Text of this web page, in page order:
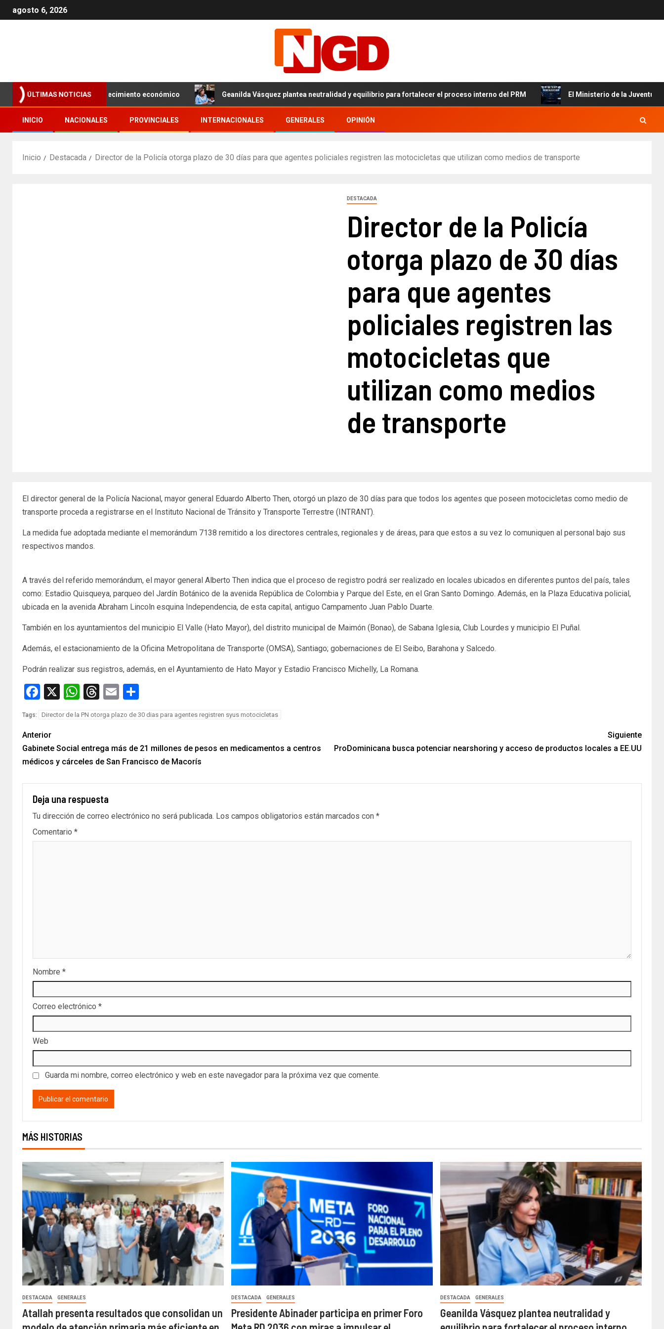
agosto 6, 2026
ÚLTIMAS NOTICIAS
miras a impulsar el crecimiento económico Geanilda Vásquez plantea neutralidad y equilibrio para fortalecer el proceso interno del PRM El Ministerio de la Juventud y MICM
INICIO NACIONALES PROVINCIALES INTERNACIONALES GENERALES OPINIÓN
Inicio Destacada Director de la Policía otorga plazo de 30 días para que agentes policiales registren las motocicletas que utilizan como medios de transporte
DESTACADA
Director de la Policía
otorga plazo de 30 días
para que agentes
policiales registren las
motocicletas que
utilizan como medios
de transporte
El director general de la Policía Nacional, mayor general Eduardo Alberto Then, otorgó un plazo de 30 días para que todos los agentes que poseen motocicletas como medio de
transporte proceda a registrarse en el Instituto Nacional de Tránsito y Transporte Terrestre (INTRANT).
La medida fue adoptada mediante el memorándum 7138 remitido a los directores centrales, regionales y de áreas, para que estos a su vez lo comuniquen al personal bajo sus
respectivos mandos.
A través del referido memorándum, el mayor general Alberto Then indica que el proceso de registro podrá ser realizado en locales ubicados en diferentes puntos del país, tales
como: Estadio Quisqueya, parqueo del Jardín Botánico de la avenida República de Colombia y Parque del Este, en el Gran Santo Domingo. Además, en la Plaza Educativa policial,
ubicada en la avenida Abraham Lincoln esquina Independencia, de esta capital, antiguo Campamento Juan Pablo Duarte.
También en los ayuntamientos del municipio El Valle (Hato Mayor), del distrito municipal de Maimón (Bonao), de Sabana Iglesia, Club Lourdes y municipio El Puñal.
Además, el estacionamiento de la Oficina Metropolitana de Transporte (OMSA), Santiago; gobernaciones de El Seibo, Barahona y Salcedo.
Podrán realizar sus registros, además, en el Ayuntamiento de Hato Mayor y Estadio Francisco Michelly, La Romana.
Facebook
X WhatsApp
Threads
Email
Tags: Director de la PN otorga plazo de 30 dias para agentes registren syus motocicletas
Anterior
Gabinete Social entrega más de 21 millones de pesos en medicamentos a centros
médicos y cárceles de San Francisco de Macorís
Siguiente
ProDominicana busca potenciar nearshoring y acceso de productos locales a EE.UU
Deja una respuesta
Tu dirección de correo electrónico no será publicada. Los campos obligatorios están marcados con *
Comentario *
Nombre *
Correo electrónico *
Web
Guarda mi nombre, correo electrónico y web en este navegador para la próxima vez que comente.
MÁS HISTORIAS
DESTACADA GENERALES
Atallah presenta resultados que consolidan un
DESTACADA GENERALES
Presidente Abinader participa en primer Foro
DESTACADA GENERALES
Geanilda Vásquez plantea neutralidad y